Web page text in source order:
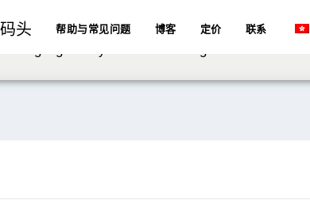
We've detected you might be speaking a different
码头 帮助与常见问题 博客 定价 联系